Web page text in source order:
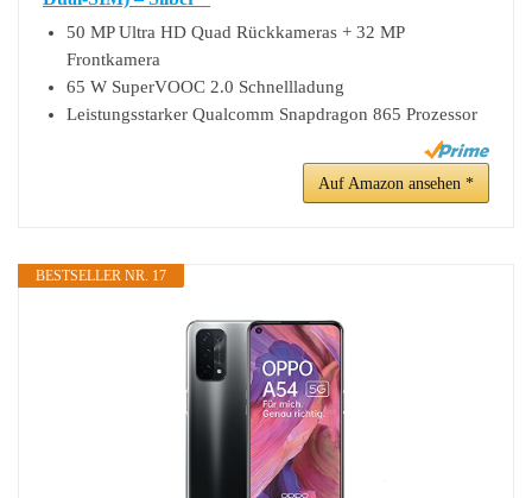
50 MP Ultra HD Quad Rückkameras + 32 MP
Frontkamera
65 W SuperVOOC 2.0 Schnellladung
Leistungsstarker Qualcomm Snapdragon 865 Prozessor
Auf Amazon ansehen *
BESTSELLER NR. 17